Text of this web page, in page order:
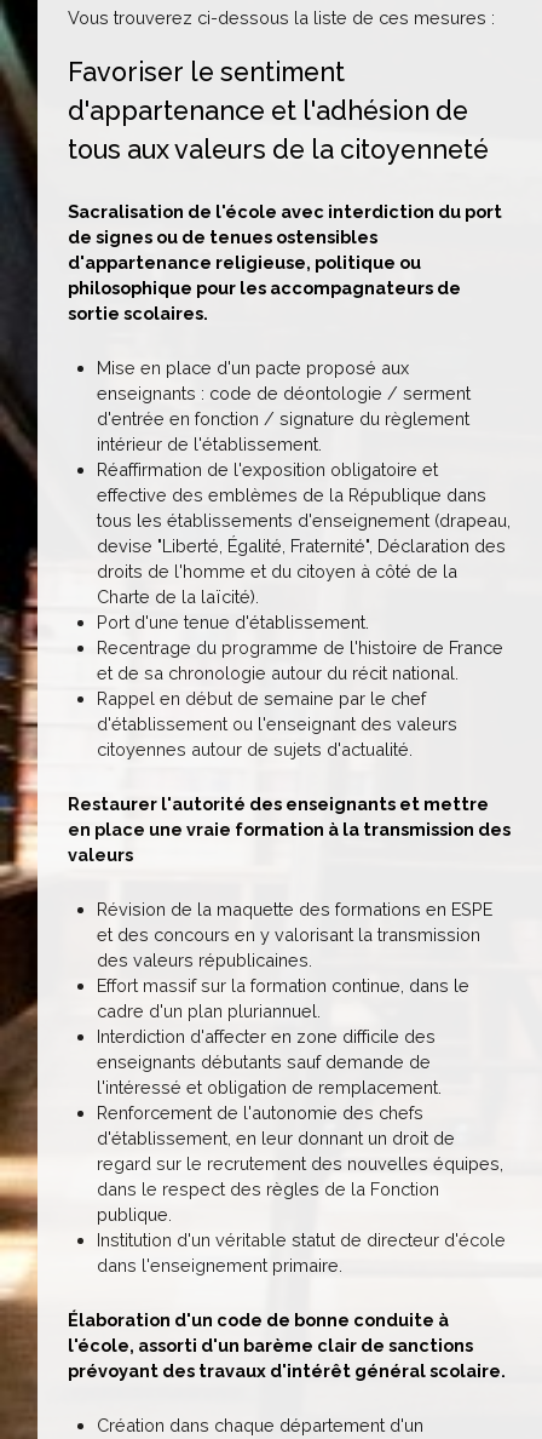
Vous trouverez ci-dessous la liste de ces mesures :
Favoriser le sentiment
d'appartenance et l'adhésion de
tous aux valeurs de la citoyenneté
Sacralisation de l'école avec interdiction du port
de signes ou de tenues ostensibles
d'appartenance religieuse, politique ou
philosophique pour les accompagnateurs de
sortie scolaires.
Mise en place d'un pacte proposé aux
enseignants : code de déontologie / serment
d'entrée en fonction / signature du règlement
intérieur de l'établissement.
Réaffirmation de l'exposition obligatoire et
effective des emblèmes de la République dans
tous les établissements d'enseignement (drapeau,
devise "Liberté, Égalité, Fraternité", Déclaration des
droits de l'homme et du citoyen à côté de la
Charte de la laïcité).
Port d'une tenue d'établissement.
Recentrage du programme de l'histoire de France
et de sa chronologie autour du récit national.
Rappel en début de semaine par le chef
d'établissement ou l'enseignant des valeurs
citoyennes autour de sujets d'actualité.
Restaurer l'autorité des enseignants et mettre
en place une vraie formation à la transmission des
valeurs
Révision de la maquette des formations en ESPE
et des concours en y valorisant la transmission
des valeurs républicaines.
Effort massif sur la formation continue, dans le
cadre d'un plan pluriannuel.
Interdiction d'affecter en zone difficile des
enseignants débutants sauf demande de
l'intéressé et obligation de remplacement.
Renforcement de l'autonomie des chefs
d'établissement, en leur donnant un droit de
regard sur le recrutement des nouvelles équipes,
dans le respect des règles de la Fonction
publique.
Institution d'un véritable statut de directeur d'école
dans l'enseignement primaire.
Élaboration d'un code de bonne conduite à
l'école, assorti d'un barème clair de sanctions
prévoyant des travaux d'intérêt général scolaire.
Création dans chaque département d'un